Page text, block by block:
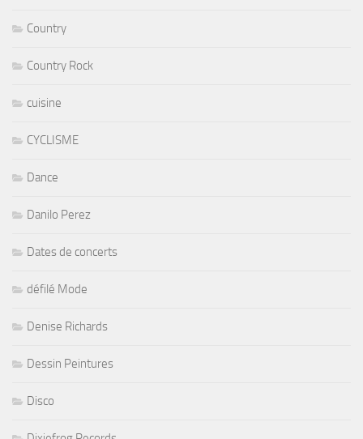
Country
Country Rock
cuisine
CYCLISME
Dance
Danilo Perez
Dates de concerts
défilé Mode
Denise Richards
Dessin Peintures
Disco